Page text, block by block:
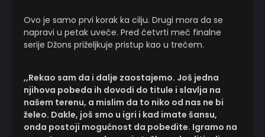
Ovo je samo prvi korak ka cilju. Drugi mora da se
napravi u petak uveče. Pred četvrti meč finalne
serije Džons priželjkuje pristup kao u trećem.
,,Rekao sam da i dalje zaostajemo. Još jedna
njihova pobeda ih dovodi do titule i slavlja na
našem terenu, a mislim da to niko od nas ne bi
želeo. Dakle, još smo u igri i kad imate šansu,
onda postoji mogućnost da pobedite. Igramo na